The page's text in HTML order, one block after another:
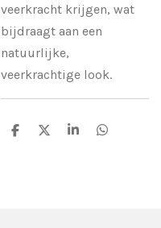
veerkracht krijgen, wat
bijdraagt aan een
natuurlijke,
veerkrachtige look.
D
D
S
D